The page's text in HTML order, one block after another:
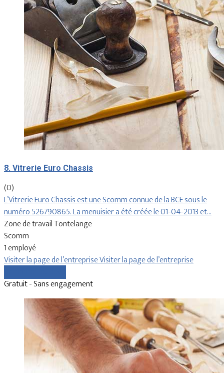
8. Vitrerie Euro Chassis
(0)
L’Vitrerie Euro Chassis est une Scomm connue de la BCE sous le
numéro 526790865. La menuisier a été créée le 01-04-2013 et…
Zone de travail Tontelange
Scomm
1 employé
Visiter la page de l’entrepriseVisiter la page de l’entreprise
Gratuit - Sans engagement